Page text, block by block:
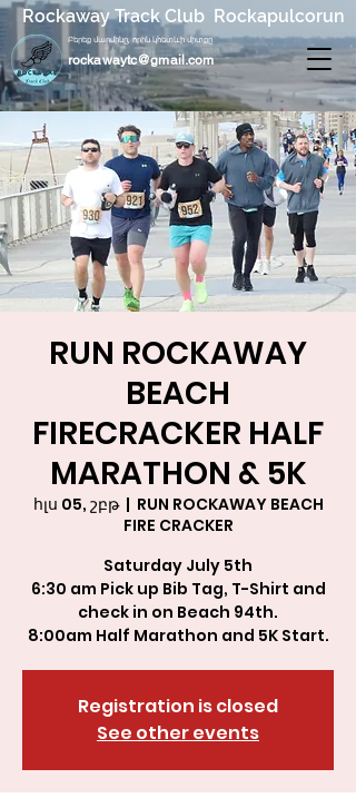
rockawaytc@gmail.com
Բերեք մարմինը, որին կհետևի միտքը
Rockaway Track Club Rockapulcorun
RUN ROCKAWAY
BEACH
FIRECRACKER HALF
MARATHON & 5K
հլս 05, շբթ
  |
RUN ROCKAWAY BEACH
FIRE CRACKER
Saturday July 5th
6:30 am Pick up Bib Tag, T-Shirt and
check in on Beach 94th.
8:00am Half Marathon and 5K Start.
Registration is closed
See other events